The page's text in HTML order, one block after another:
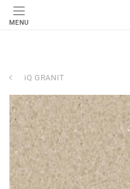
MENU
iQ GRANIT